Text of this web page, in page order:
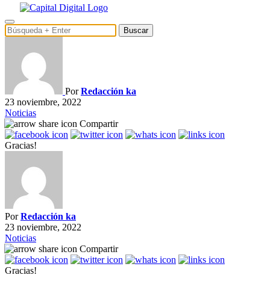
Buscar
PorRedacción ka
23 noviembre, 2022
Noticias
Compartir
Gracias!
PorRedacción ka
23 noviembre, 2022
Noticias
Compartir
Gracias!